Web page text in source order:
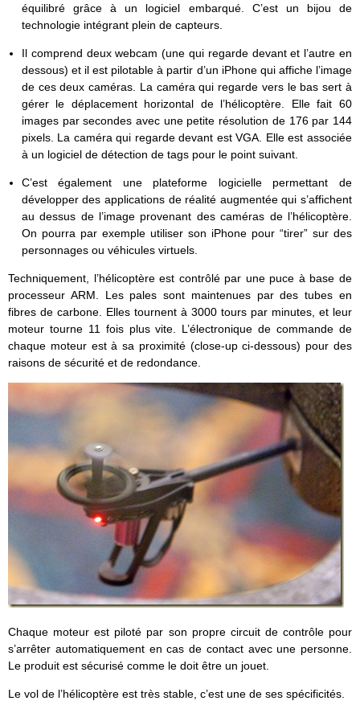
équilibré grâce à un logiciel embarqué. C’est un bijou de
technologie intégrant plein de capteurs.
Il comprend deux webcam (une qui regarde devant et l’autre en
dessous) et il est pilotable à partir d’un iPhone qui affiche l’image
de ces deux caméras. La caméra qui regarde vers le bas sert à
gérer le déplacement horizontal de l’hélicoptère. Elle fait 60
images par secondes avec une petite résolution de 176 par 144
pixels. La caméra qui regarde devant est VGA. Elle est associée
à un logiciel de détection de tags pour le point suivant.
C’est également une plateforme logicielle permettant de
développer des applications de réalité augmentée qui s’affichent
au dessus de l’image provenant des caméras de l’hélicoptère.
On pourra par exemple utiliser son iPhone pour “tirer” sur des
personnages ou véhicules virtuels.
Techniquement, l’hélicoptère est contrôlé par une puce à base de
processeur ARM. Les pales sont maintenues par des tubes en
fibres de carbone. Elles tournent à 3000 tours par minutes, et leur
moteur tourne 11 fois plus vite. L’électronique de commande de
chaque moteur est à sa proximité (close-up ci-dessous) pour des
raisons de sécurité et de redondance.
Chaque moteur est piloté par son propre circuit de contrôle pour
s’arrêter automatiquement en cas de contact avec une personne.
Le produit est sécurisé comme le doit être un jouet.
Le vol de l’hélicoptère est très stable, c’est une de ses spécificités.